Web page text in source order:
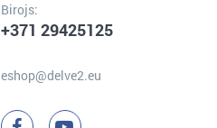
Birojs:
+371 29425125
eshop@delve2.eu